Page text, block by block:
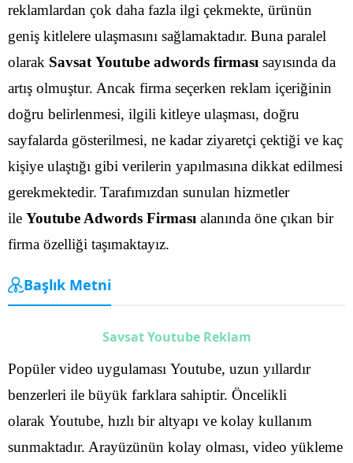
reklamlardan çok daha fazla ilgi çekmekte, ürünün
geniş kitlelere ulaşmasını sağlamaktadır. Buna paralel
olarak Savsat Youtube adwords firması sayısında da
artış olmuştur. Ancak firma seçerken reklam içeriğinin
doğru belirlenmesi, ilgili kitleye ulaşması, doğru
sayfalarda gösterilmesi, ne kadar ziyaretçi çektiği ve kaç
kişiye ulaştığı gibi verilerin yapılmasına dikkat edilmesi
gerekmektedir. Tarafımızdan sunulan hizmetler
ile Youtube Adwords Firması alanında öne çıkan bir
firma özelliği taşımaktayız.
Başlık Metni
Savsat Youtube Reklam
Popüler video uygulaması Youtube, uzun yıllardır
benzerleri ile büyük farklara sahiptir. Öncelikli
olarak Youtube, hızlı bir altyapı ve kolay kullanım
sunmaktadır. Arayüzünün kolay olması, video yükleme